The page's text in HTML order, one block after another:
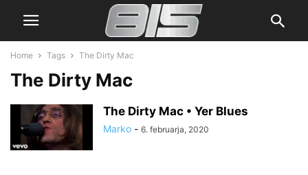
Home Tags The Dirty Mac
The Dirty Mac
The Dirty Mac • Yer Blues
Marko - 6. februarja, 2020